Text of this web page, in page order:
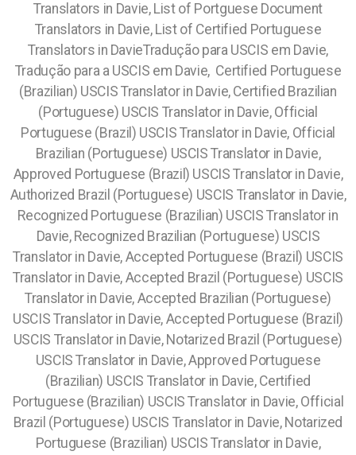
Translators in Davie, List of Portguese Document
Translators in Davie, List of Certified Portuguese
Translators in DavieTradução para USCIS em Davie,
Tradução para a USCIS em Davie, Certified Portuguese
(Brazilian) USCIS Translator in Davie, Certified Brazilian
(Portuguese) USCIS Translator in Davie, Official
Portuguese (Brazil) USCIS Translator in Davie, Official
Brazilian (Portuguese) USCIS Translator in Davie,
Approved Portuguese (Brazil) USCIS Translator in Davie,
Authorized Brazil (Portuguese) USCIS Translator in Davie,
Recognized Portuguese (Brazilian) USCIS Translator in
Davie, Recognized Brazilian (Portuguese) USCIS
Translator in Davie, Accepted Portuguese (Brazil) USCIS
Translator in Davie, Accepted Brazil (Portuguese) USCIS
Translator in Davie, Accepted Brazilian (Portuguese)
USCIS Translator in Davie, Accepted Portuguese (Brazil)
USCIS Translator in Davie, Notarized Brazil (Portuguese)
USCIS Translator in Davie, Approved Portuguese
(Brazilian) USCIS Translator in Davie, Certified
Portuguese (Brazilian) USCIS Translator in Davie, Official
Brazil (Portuguese) USCIS Translator in Davie, Notarized
Portuguese (Brazilian) USCIS Translator in Davie,